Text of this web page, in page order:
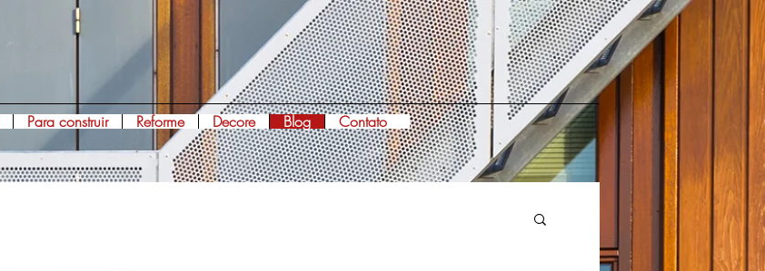
Para construir Reforme Decore Blog Contato